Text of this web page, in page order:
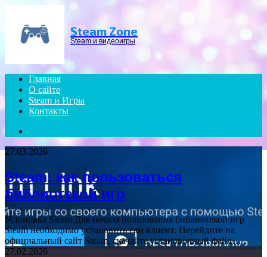
Steam Zone
Steam и видеоигры
Главная
О сайте
Steam и Игры
Контакты
27.03.2026
Steam: как пользоваться
библиотекой игр
Установка Steam Для начала пользования библиотекой игр
Steam необходимо установить сам клиент. Перейдите на
официальный сайт Steam, скачайте установочный файл…
27.02.2026